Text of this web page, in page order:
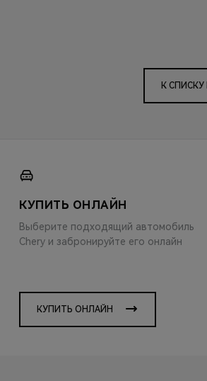
К
КУПИТЬ ОНЛАЙН
Выберите подходящий автомобиль
Chery и забронируйте его онлайн
КУПИТЬ ОНЛАЙН